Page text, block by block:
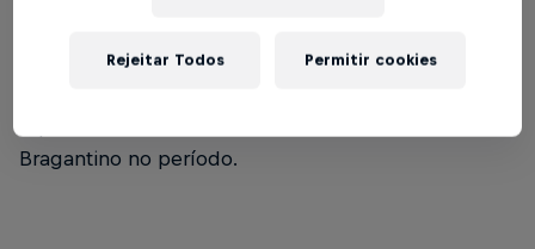
meio-campista Karol Bermúdez, chamada pela
Bragantino no período.
Rejeitar Todos Permitir cookies